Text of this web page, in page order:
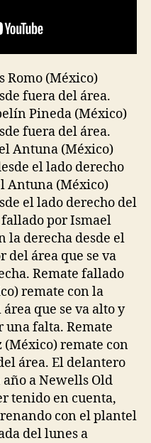
Romo (México)
fuera del área.
Pineda (México)
fuera del área.
Antuna (México)
el lado derecho
Antuna (México)
el lado derecho del
por Ismael
la derecha desde el
área que se va
Remate fallado
remate con la
que se va alto y
falta. Remate
(México) remate con
área. El delantero
a Newells Old
tenido en cuenta,
con el plantel
del lunes a